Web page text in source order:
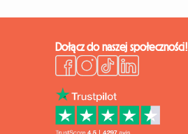
Dołącz do naszej społeczności!